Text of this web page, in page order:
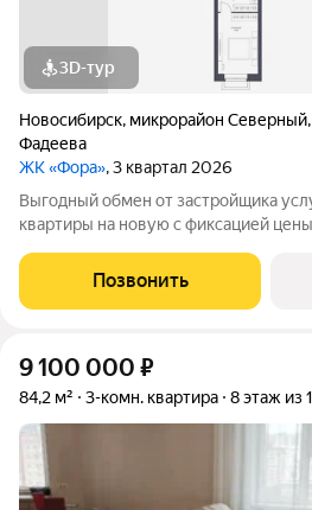
3D-тур
Новосибирск, микрорайон Северный,
Фадеева
ЖК «Фора», 3 квартал 2026
Выгодный обмен от застройщика услуга обмена вашей
квартиры на новую с фиксацией
самый выгодный вариант покупки.
предчистовой отделкой. Квартира
Позвонить
9 100 000 ₽
84,2 м² 3-комн. квартира 8 этаж из